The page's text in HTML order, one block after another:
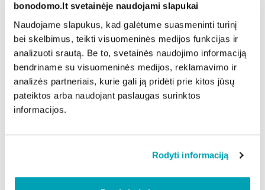
bonodomo.lt svetainėje naudojami slapukai
Naudojame slapukus, kad galėtume suasmeninti turinį
bei skelbimus, teikti visuomeninės medijos funkcijas ir
analizuoti srautą. Be to, svetainės naudojimo informaciją
bendriname su visuomeninės medijos, reklamavimo ir
analizės partneriais, kurie gali ją pridėti prie kitos jūsų
pateiktos arba naudojant paslaugas surinktos
informacijos.
Rodyti informaciją
Registracija ir bilietai
Bilietus rekomenduojame įsigyti iš anksto
čia:https://tickets.paysera.com/lt/event/kaledinis
-zygis-03b2?
fbclid=IwZXh0bgNhZW0CMTAAAR2ibz3Y9xwB2DZ
8QwjdSSKNtEgrSkSpsGOQiqA1TCMsXB-
Ey3MYmwgTppc_aem_E_wYmdslKbU7LXyg4tDlsw
Registracija vyks specialiai pažymėtoje renginio